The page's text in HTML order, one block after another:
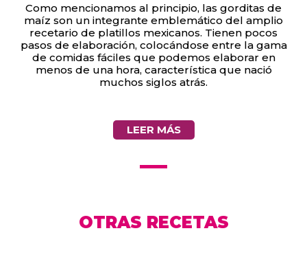
Como mencionamos al principio, las gorditas de
maíz son un integrante emblemático del amplio
recetario de platillos mexicanos. Tienen pocos
pasos de elaboración, colocándose entre la gama
de comidas fáciles que podemos elaborar en
menos de una hora, característica que nació
muchos siglos atrás.
LEER MÁS
OTRAS RECETAS